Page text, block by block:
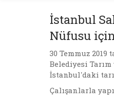
İstanbul
Nüfusu
30 Temmuz
Belediyesi
İstanbul'daki
Çalışanlarla